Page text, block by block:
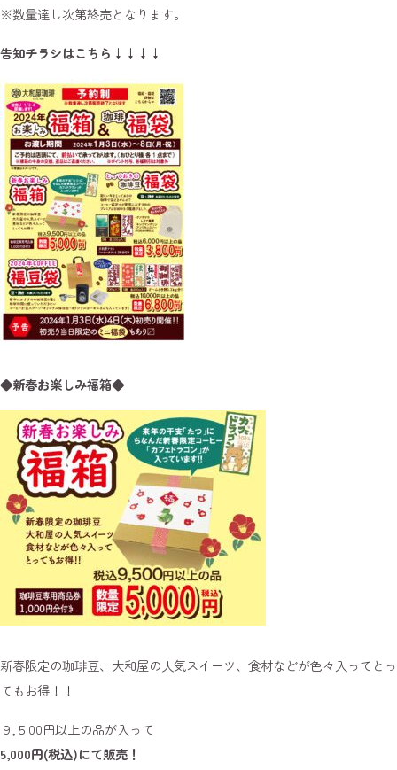
※数量達し次第終売となります。
告知チラシはこちら↓↓↓↓
◆新春お楽しみ福箱◆
新春限定の珈琲豆、大和屋の人気スイーツ、食材などが色々入ってとっ
てもお得！！
９,５00円以上の品が入って
5,000円(税込)にて販売！